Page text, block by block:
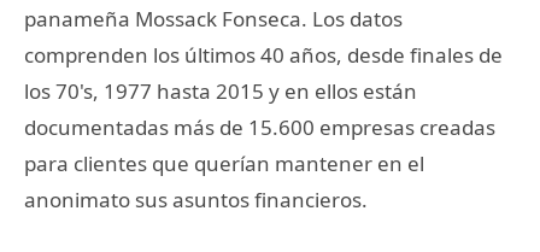
panameña Mossack Fonseca. Los datos
comprenden los últimos 40 años, desde finales de
los 70's, 1977 hasta 2015 y en ellos están
documentadas más de 15.600 empresas creadas
para clientes que querían mantener en el
anonimato sus asuntos financieros.